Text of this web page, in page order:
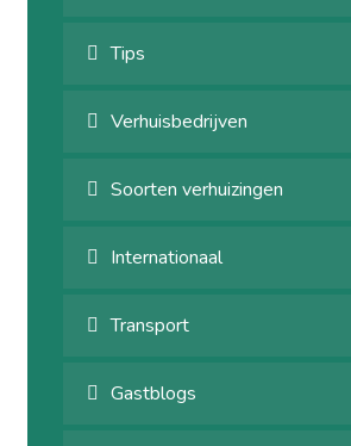
Tips
Verhuisbedrijven
Soorten verhuizingen
Internationaal
Transport
Gastblogs